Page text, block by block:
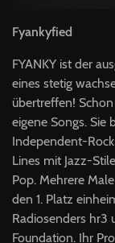
Fyankyfied
FYANKY ist der
eines stetig
übertreffen!
eigene Songs. Sie
Independent-
Lines mit Jazz-
Pop. Mehrere
den 1. Platz
Radiosenders hr3
Foundation. Ihr